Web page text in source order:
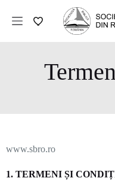
www.sbro.ro
1. TERMENI ȘI